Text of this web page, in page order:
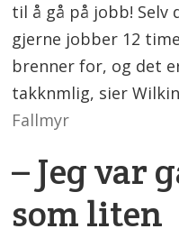
til å gå på jobb! Selv
gjerne jobber 12
brenner for, og det
takknmlig, sier
Fallmyr
– Jeg var
som liten